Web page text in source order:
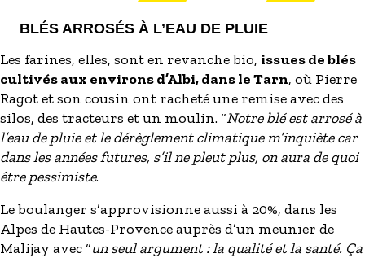
BLÉS ARROSÉS À L’EAU DE PLUIE
Les farines, elles, sont en revanche bio, issues de blés
cultivés aux environs d’Albi, dans le Tarn, où Pierre
Ragot et son cousin ont racheté une remise avec des
silos, des tracteurs et un moulin. “Notre blé est arrosé à
l’eau de pluie et le dérèglement climatique m’inquiète car
dans les années futures, s’il ne pleut plus, on aura de quoi
être pessimiste.
Le boulanger s’approvisionne aussi à 20%, dans les
Alpes de Hautes-Provence auprès d’un meunier de
Malijay avec “un seul argument : la qualité et la santé. Ça